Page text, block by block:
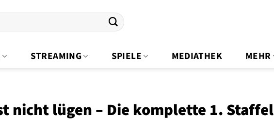
STREAMING SPIELE MEDIATHEK MEHR
nicht lügen – Die komplette 1. Staffel